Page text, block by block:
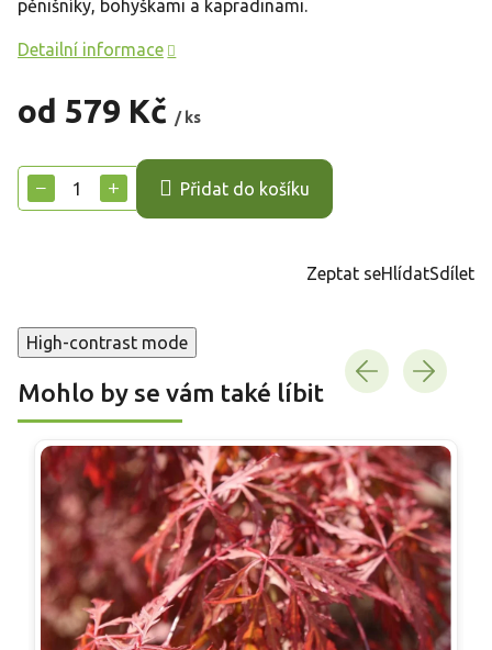
od 579 Kč / ks
cena:
+
− Přidat do košíku
pěnišníky, bohyškami a kapradinami.
Detailní informace
Zeptat seHlídatSdílet
High-contrast mode
Mohlo by se vám také líbit